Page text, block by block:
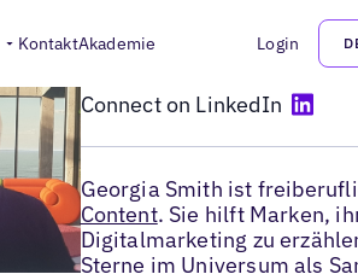
KontaktAkademie Login
Georgia Smith
Freiberuflicher Marketer
Connect on LinkedIn
Georgia Smith ist
Content. Sie hilft Marken,
Digitalmarketing zu
Sterne im Universum als